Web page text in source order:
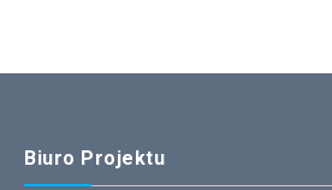
Biuro Projektu